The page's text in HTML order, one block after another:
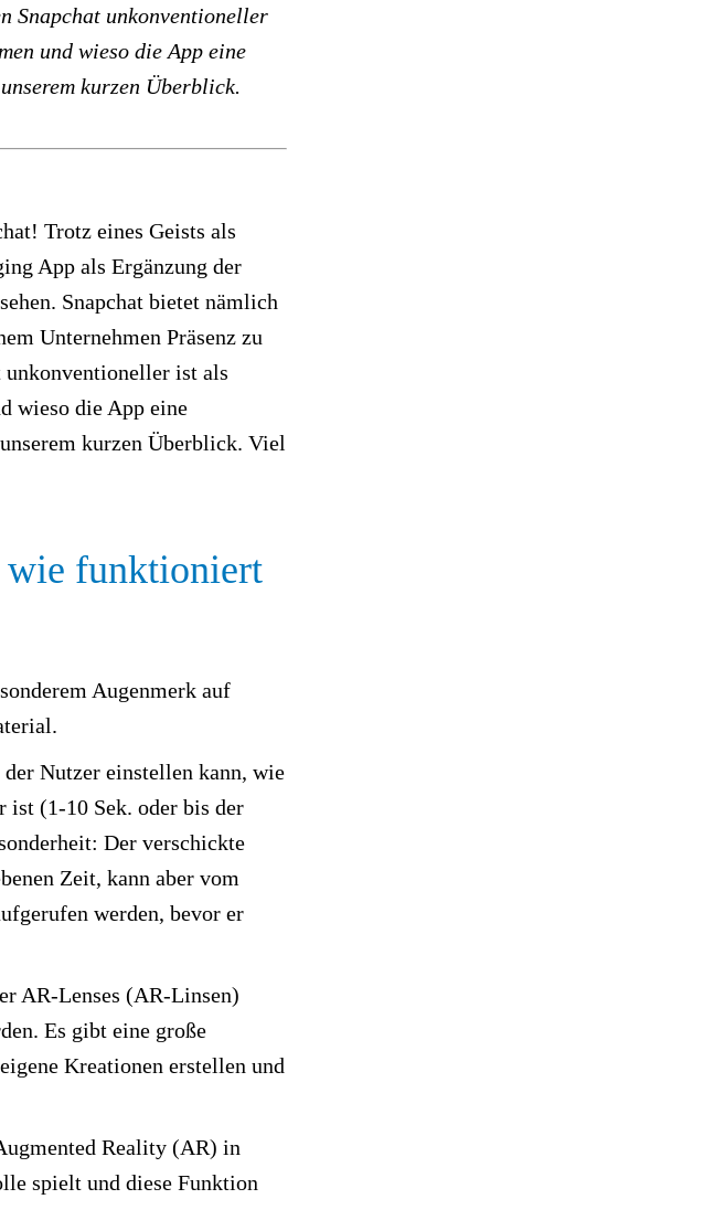
Snapchat unkonventioneller
und wieso die App eine
kurzen Überblick.
Trotz eines Geists als
App als Ergänzung der
Snapchat bietet nämlich
Unternehmen Präsenz zu
unkonventioneller ist als
wieso die App eine
kurzen Überblick. Viel
wie funktioniert
Augenmerk auf
Nutzer einstellen kann, wie
ist (1-10 Sek. oder bis der
Der verschickte
Zeit, kann aber vom
werden, bevor er
AR-Lenses (AR-Linsen)
Es gibt eine große
Kreationen erstellen und
Reality (AR) in
spielt und diese Funktion